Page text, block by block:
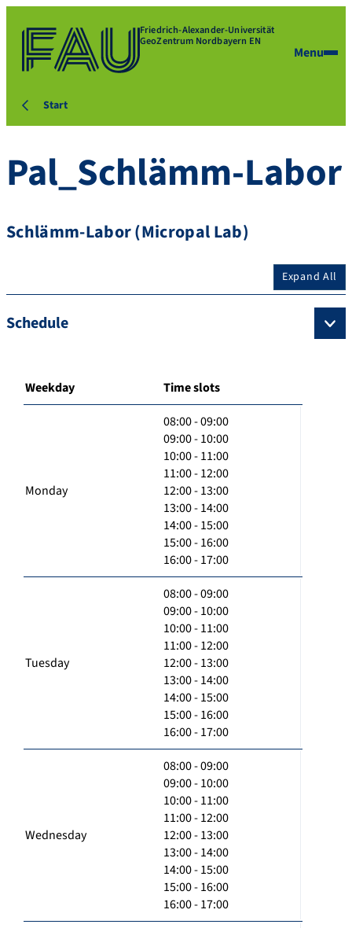
Friedrich-Alexander-Universität
GeoZentrum Nordbayern EN
Menu
Start
Pal_Schlämm-Labor
Schlämm-Labor (Micropal Lab)
Expand All
Schedule
Weekday Time slots
Monday
08:00 - 09:00
09:00 - 10:00
10:00 - 11:00
11:00 - 12:00
12:00 - 13:00
13:00 - 14:00
14:00 - 15:00
15:00 - 16:00
16:00 - 17:00
Tuesday
08:00 - 09:00
09:00 - 10:00
10:00 - 11:00
11:00 - 12:00
12:00 - 13:00
13:00 - 14:00
14:00 - 15:00
15:00 - 16:00
16:00 - 17:00
Wednesday
08:00 - 09:00
09:00 - 10:00
10:00 - 11:00
11:00 - 12:00
12:00 - 13:00
13:00 - 14:00
14:00 - 15:00
15:00 - 16:00
16:00 - 17:00